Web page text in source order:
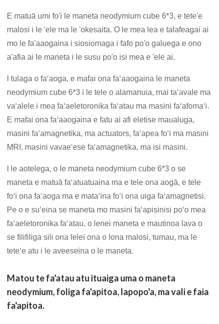
E matuā umi fo'i le maneta neodymium cube 6*3, e tete'e
malosi i le 'ele ma le 'okesaita. O le mea lea e talafeagai ai
mo le fa'aaogaina i siosiomaga i fafo po'o galuega e ono
a'afia ai le maneta i le susu po'o isi mea e 'ele ai.
I tulaga o faʻaoga, e mafai ona faʻaaogaina le maneta
neodymium cube 6*3 i le tele o alamanuia, mai taʻavale ma
vaʻalele i mea faʻaeletoronika faʻatau ma masini faʻafomaʻi.
E mafai ona faʻaaogaina e fatu ai afi eletise maualuga,
masini faʻamagnetika, ma actuators, faʻapea foʻi ma masini
MRI, masini vavaeʻese faʻamagnetika, ma isi masini.
I le aotelega, o le maneta neodymium cube 6*3 o se
maneta e matuā faʻatuatuaina ma e tele ona aogā, e tele
foʻi ona faʻaoga ma e mataʻina foʻi ona uiga faʻamagnetisi.
Pe o e suʻeina se maneta mo masini faʻapisinisi poʻo mea
faʻaeletoronika faʻatau, o lenei maneta e mautinoa lava o
se filifiliga sili ona lelei ona o lona malosi, tumau, ma le
teteʻe atu i le aveeseina o le maneta.
Matou te fa'atau atu ituaiga uma o maneta
neodymium, foliga fa'apitoa, lapopo'a, ma vali e faia
fa'apitoa.